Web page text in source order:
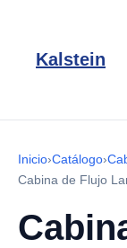
Kalstein
Inicio›Catálogo›
Cabina de Flujo